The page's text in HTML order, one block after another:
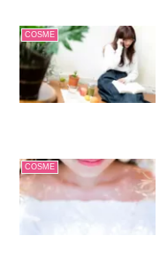
COSME
COSME